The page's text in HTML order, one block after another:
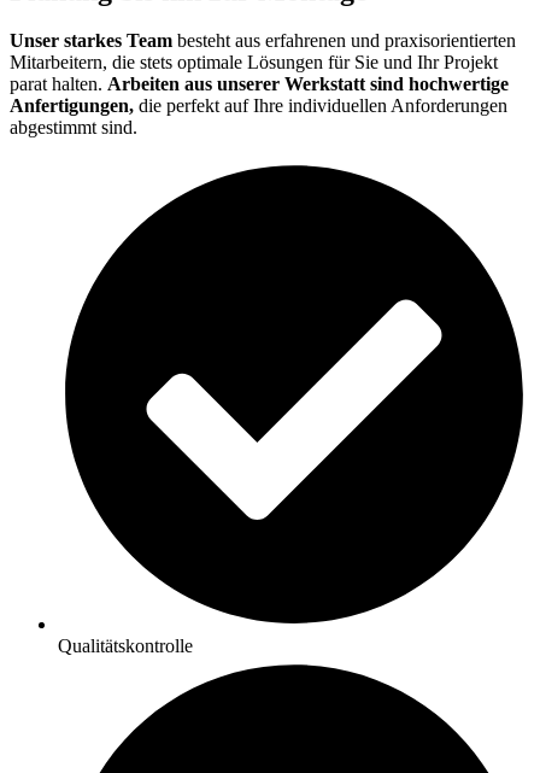
Unser starkes Team besteht aus erfahrenen und praxisorientierten
Mitarbeitern, die stets optimale Lösungen für Sie und Ihr Projekt
parat halten. Arbeiten aus unserer Werkstatt sind hochwertige
Anfertigungen, die perfekt auf Ihre individuellen Anforderungen
abgestimmt sind.
Qualitätskontrolle